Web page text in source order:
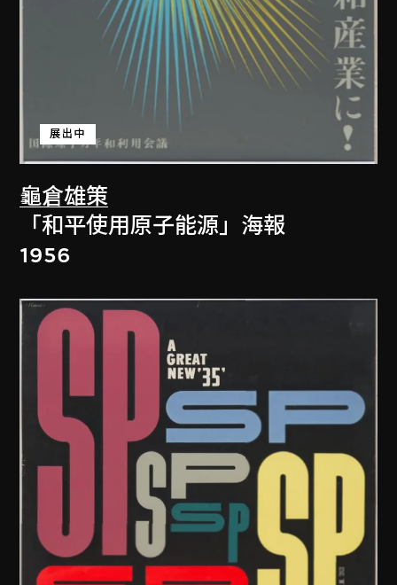
龜倉雄策
展出中
「和平使用原子能源」海報
1956